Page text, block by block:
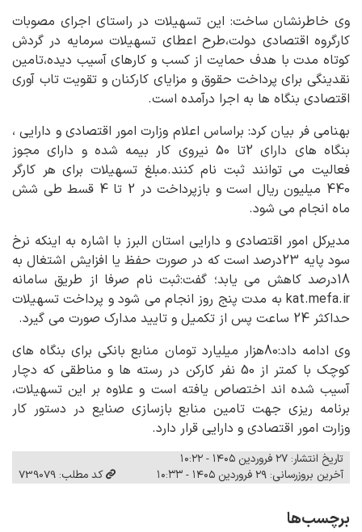
وی خاطرنشان ساخت: این تسهیلات در راستای اجرای مصوبات
کارگروه اقتصادی دولت،طرح اعطای تسهیلات سرمایه در گردش
کوتاه مدت با هدف حمایت از کسب و کارهای آسیب دیده،تامین
نقدینگی برای پرداخت حقوق و مزایای کارکنان و تقویت تاب آوری
اقتصادی بنگاه ها به اجرا درآمده است.
بهنامی فر بیان کرد: براساس اعلام وزارت امور اقتصادی و دارایی ،
بنگاه های دارای 2تا 50 نیروی کار بیمه شده و دارای مجوز
فعالیت می توانند ثبت نام کنند.مبلغ تسهیلات برای هر کارگر
440 میلیون ریال است و بازپرداخت در 2 تا 4 قسط طی شش
ماه انجام می شود.
مدیرکل امور اقتصادی و دارایی استان البرز با اشاره به اینکه نرخ
سود پایه 23درصد است که در صورت حفظ یا افزایش اشتغال به
18درصد کاهش می یابد؛ گفت:ثبت نام صرفا از طریق سامانه
kat.mefa.ir به مدت پنج روز انجام می شود و پرداخت تسهیلات
حداکثر 24 ساعت پس از تکمیل و تایید مدارک صورت می گیرد.
وی ادامه داد:80هزار میلیارد تومان منابع بانکی برای بنگاه های
کوچک با کمتر از 50 نفر کارکن در رسته ها و مناطقی که دچار
آسیب شده اند اختصاص یافته است و علاوه بر این تسهیلات،
برنامه ریزی جهت تامین منابع بازسازی صنایع در دستور کار
وزارت امور اقتصادی و دارایی قرار دارد.
تاریخ انتشار: ۲۷ فروردین ۱۴۰۵ - ۱۰:۲۲
آخرین بروزرسانی: ۲۹ فروردین ۱۴۰۵ - ۱۰:۳۳
کد مطلب: 739079
برچسب‌ها